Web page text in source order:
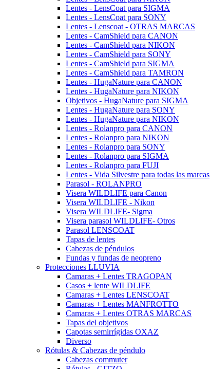
Lentes - LensCoat para SIGMA
Lentes - LensCoat para SONY
Lentes - Lenscoat - OTRAS MARCAS
Lentes - CamShield para CANON
Lentes - CamShield para NIKON
Lentes - CamShield para SONY
Lentes - CamShield para SIGMA
Lentes - CamShield para TAMRON
Lentes - HugaNature para CANON
Lentes - HugaNature para NIKON
Objetivos - HugaNature para SIGMA
Lentes - HugaNature para SONY
Lentes - HugaNature para NIKON
Lentes - Rolanpro para CANON
Lentes - Rolanpro para NIKON
Lentes - Rolanpro para SONY
Lentes - Rolanpro para SIGMA
Lentes - Rolanpro para FUJI
Lentes - Vida Silvestre para todas las marcas
Parasol - ROLANPRO
Visera WILDLIFE para Canon
Visera WILDLIFE - Nikon
Visera WILDLIFE- Sigma
Visera parasol WILDLIFE- Otros
Parasol LENSCOAT
Tapas de lentes
Cabezas de péndulos
Fundas y fundas de neopreno
Protecciones LLUVIA
Camaras + Lentes TRAGOPAN
Casos + lente WILDLIFE
Camaras + Lentes LENSCOAT
Camaras + Lentes MANFROTTO
Camaras + Lentes OTRAS MARCAS
Tapas del objetivos
Capotas semirrígidas OXAZ
Diverso
Rótulas & Cabezas de péndulo
Cabezas commuter